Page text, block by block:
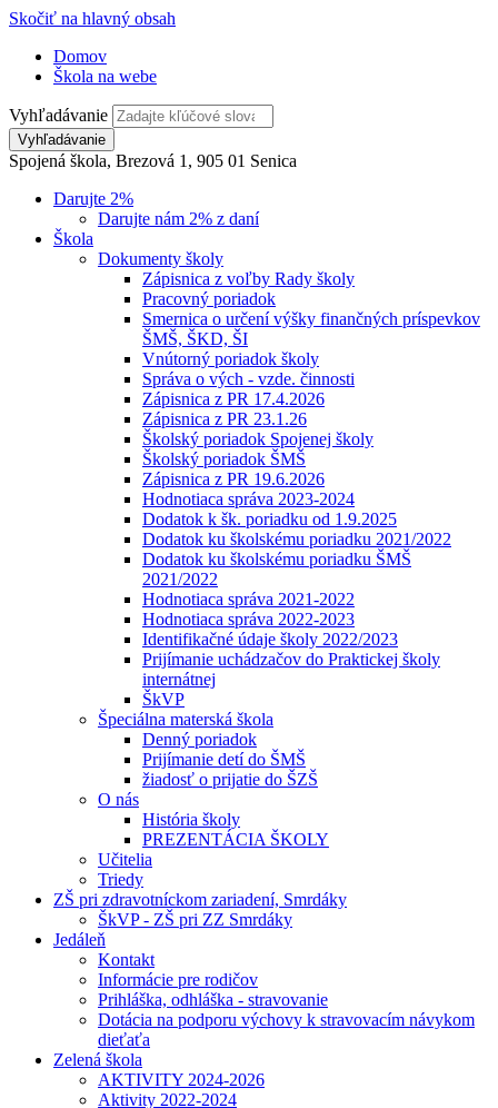
Skočiť na hlavný obsah
Domov
Škola na webe
Vyhľadávanie
Spojená škola, Brezová 1, 905 01 Senica
Darujte 2%
Darujte nám 2% z daní
Škola
Dokumenty školy
Zápisnica z voľby Rady školy
Pracovný poriadok
Smernica o určení výšky finančných príspevkov
ŠMŠ, ŠKD, ŠI
Vnútorný poriadok školy
Správa o vých - vzde. činnosti
Zápisnica z PR 17.4.2026
Zápisnica z PR 23.1.26
Školský poriadok Spojenej školy
Školský poriadok ŠMŠ
Zápisnica z PR 19.6.2026
Hodnotiaca správa 2023-2024
Dodatok k šk. poriadku od 1.9.2025
Dodatok ku školskému poriadku 2021/2022
Dodatok ku školskému poriadku ŠMŠ
2021/2022
Hodnotiaca správa 2021-2022
Hodnotiaca správa 2022-2023
Identifikačné údaje školy 2022/2023
Prijímanie uchádzačov do Praktickej školy
internátnej
ŠkVP
Špeciálna materská škola
Denný poriadok
Prijímanie detí do ŠMŠ
žiadosť o prijatie do ŠZŠ
O nás
História školy
PREZENTÁCIA ŠKOLY
Učitelia
Triedy
ZŠ pri zdravotníckom zariadení, Smrdáky
ŠkVP - ZŠ pri ZZ Smrdáky
Jedáleň
Kontakt
Informácie pre rodičov
Prihláška, odhláška - stravovanie
Dotácia na podporu výchovy k stravovacím návykom
dieťaťa
Zelená škola
AKTIVITY 2024-2026
Aktivity 2022-2024